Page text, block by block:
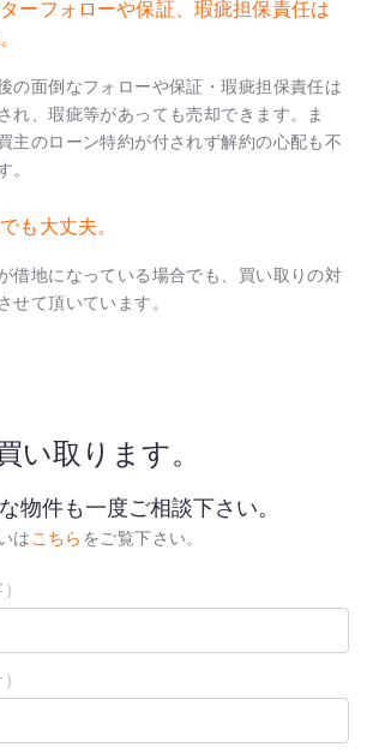
ーフォローや保証、瑕疵担保責任は
の面倒なフォローや保証・瑕疵担保責任は
れ、瑕疵等があっても売却できます。ま
主のローン特約が付されず解約の心配も不
。
も大丈夫。
借地になっている場合でも、買い取りの対
せて頂いています。
い取ります。
物件も一度ご相談下さい。
は こちら をご覧下さい。